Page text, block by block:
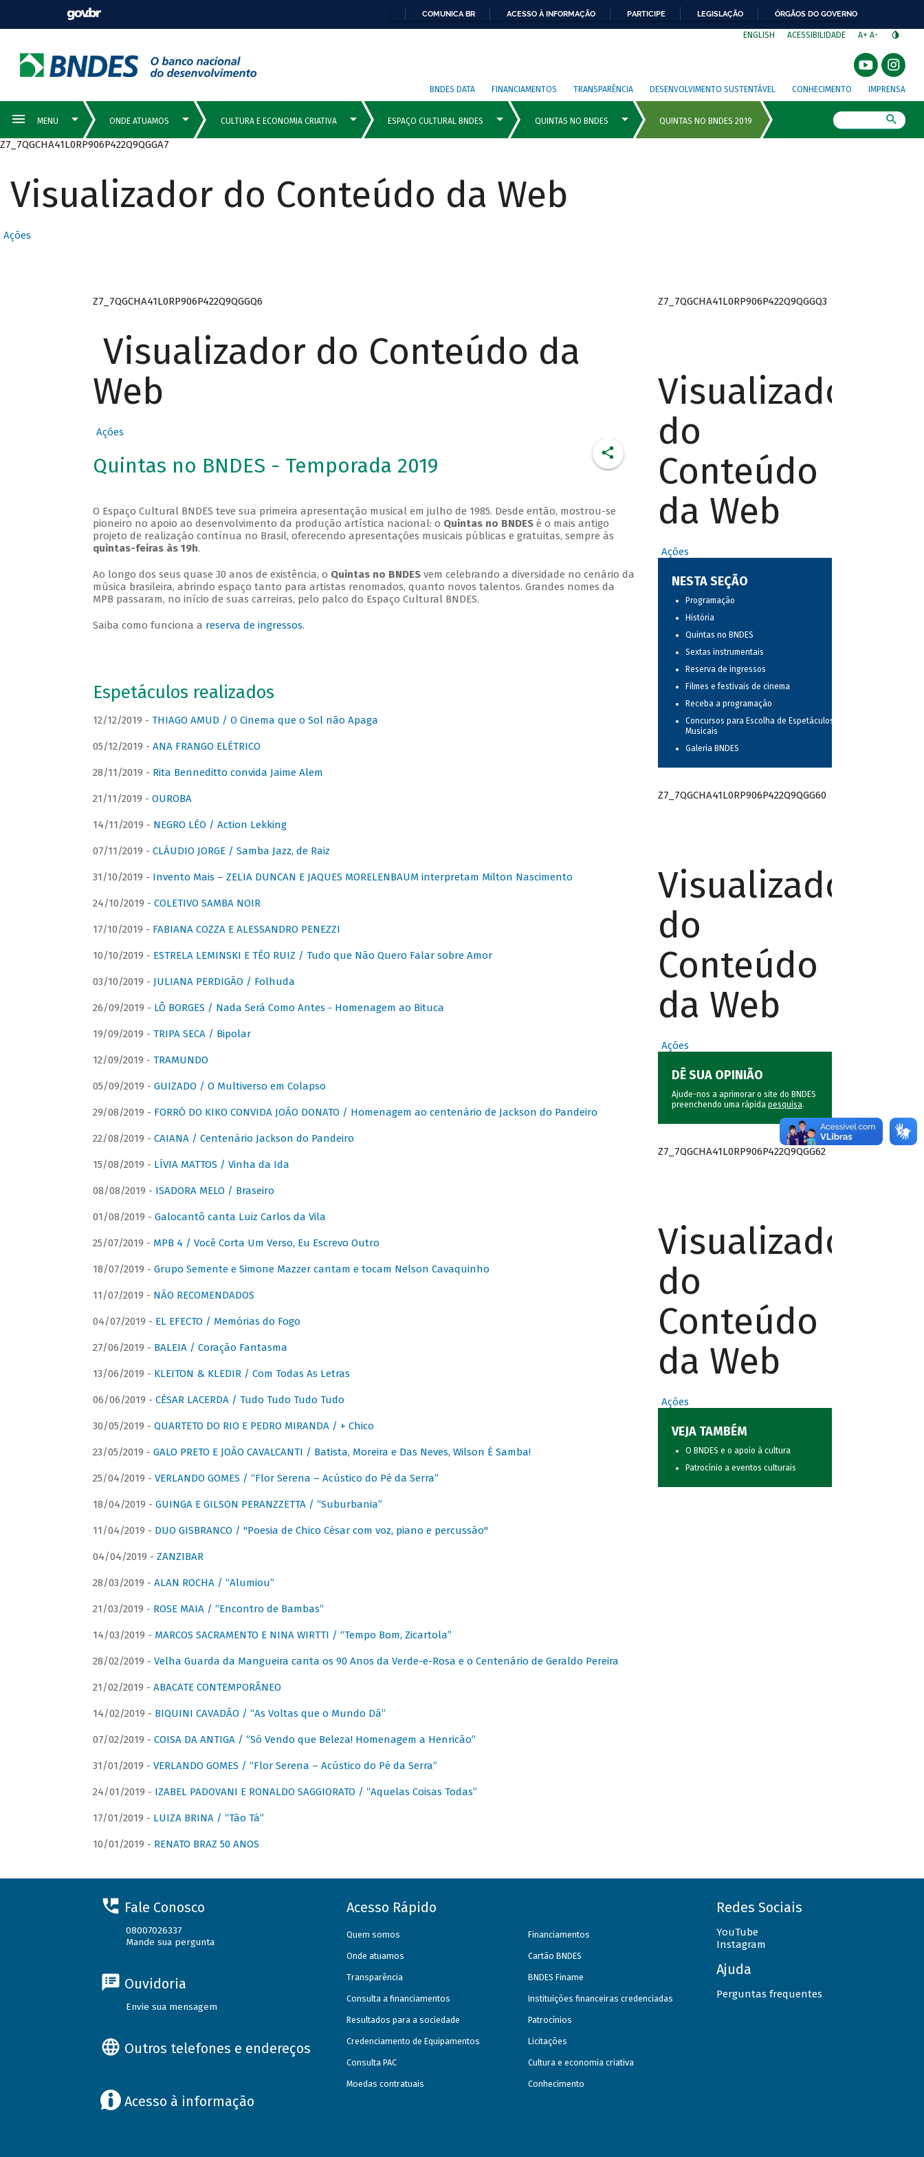
COMUNICA BR ACESSO À INFORMAÇÃO PARTICIPE LEGISLAÇÃO ÓRGÃOS DO GOVERNO
ENGLISH ACESSIBILIDADE A+ A-
BNDES DATA FINANCIAMENTOS TRANSPARÊNCIA DESENVOLVIMENTO SUSTENTÁVEL CONHECIMENTO IMPRENSA
Z7_7QGCHA41L0RP906P422Q9QGGA7
Visualizador do Conteúdo da Web
Ações
Z7_7QGCHA41L0RP906P422Q9QGGQ6
Visualizador do Conteúdo da
Web
Ações
Quintas no BNDES - Temporada 2019
O Espaço Cultural BNDES teve sua primeira apresentação musical em julho de 1985. Desde então, mostrou-se
pioneiro no apoio ao desenvolvimento da produção artística nacional: o Quintas no BNDESé o mais antigo
projeto de realização contínua no Brasil, oferecendo apresentações musicais públicas e gratuitas, sempre às
quintas-feiras às 19h.
Ao longo dos seus quase 30 anos de existência, o Quintas no BNDESvem celebrando a diversidade no cenário da
música brasileira, abrindo espaço tanto para artistas renomados, quanto novos talentos. Grandes nomes da
MPB passaram, no início de suas carreiras, pelo palco do Espaço Cultural BNDES.
Saiba como funciona a reserva de ingressos.
Espetáculos realizados
12/12/2019 - THIAGO AMUD / O Cinema que o Sol não Apaga
05/12/2019 - ANA FRANGO ELÉTRICO
28/11/2019 - Rita Benneditto convida Jaime Alem
21/11/2019 - OUROBA
14/11/2019 - NEGRO LÉO / Action Lekking
07/11/2019 - CLÁUDIO JORGE / Samba Jazz, de Raiz
31/10/2019 - Invento Mais – ZELIA DUNCAN E JAQUES MORELENBAUM interpretam Milton Nascimento
24/10/2019 - COLETIVO SAMBA NOIR
17/10/2019 - FABIANA COZZA E ALESSANDRO PENEZZI
10/10/2019 - ESTRELA LEMINSKI E TÉO RUIZ / Tudo que Não Quero Falar sobre Amor
03/10/2019 - JULIANA PERDIGÃO / Folhuda
26/09/2019 - LÔ BORGES / Nada Será Como Antes - Homenagem ao Bituca
19/09/2019 - TRIPA SECA / Bipolar
12/09/2019 - TRAMUNDO
05/09/2019 - GUIZADO / O Multiverso em Colapso
29/08/2019 - FORRÓ DO KIKO CONVIDA JOÃO DONATO / Homenagem ao centenário de Jackson do Pandeiro
22/08/2019 - CAIANA / Centenário Jackson do Pandeiro
15/08/2019 - LÍVIA MATTOS / Vinha da Ida
08/08/2019 - ISADORA MELO / Braseiro
01/08/2019 - Galocantô canta Luiz Carlos da Vila
25/07/2019 - MPB 4 / Você Corta Um Verso, Eu Escrevo Outro
18/07/2019 - Grupo Semente e Simone Mazzer cantam e tocam Nelson Cavaquinho
11/07/2019 - NÃO RECOMENDADOS
04/07/2019 - EL EFECTO / Memórias do Fogo
27/06/2019 - BALEIA / Coração Fantasma
13/06/2019 - KLEITON & KLEDIR / Com Todas As Letras
06/06/2019 - CÉSAR LACERDA / Tudo Tudo Tudo Tudo
30/05/2019 - QUARTETO DO RIO E PEDRO MIRANDA / + Chico
23/05/2019 - GALO PRETO E JOÃO CAVALCANTI / Batista, Moreira e Das Neves, Wilson É Samba!
25/04/2019 - VERLANDO GOMES / “Flor Serena – Acústico do Pé da Serra”
18/04/2019 - GUINGA E GILSON PERANZZETTA / “Suburbania”
11/04/2019 - DUO GISBRANCO / "Poesia de Chico César com voz, piano e percussão"
04/04/2019 - ZANZIBAR
28/03/2019 - ALAN ROCHA / “Alumiou”
21/03/2019 - ROSE MAIA / “Encontro de Bambas”
14/03/2019 - MARCOS SACRAMENTO E NINA WIRTTI / “Tempo Bom, Zicartola”
28/02/2019 - Velha Guarda da Mangueira canta os 90 Anos da Verde-e-Rosa e o Centenário de Geraldo Pereira
21/02/2019 - ABACATE CONTEMPORÂNEO
14/02/2019 - BIQUINI CAVADÃO / “As Voltas que o Mundo Dá”
07/02/2019 - COISA DA ANTIGA / “Só Vendo que Beleza! Homenagem a Henricão”
31/01/2019 - VERLANDO GOMES / “Flor Serena – Acústico do Pé da Serra”
24/01/2019 - IZABEL PADOVANI E RONALDO SAGGIORATO / “Aquelas Coisas Todas”
17/01/2019 - LUIZA BRINA / “Tão Tá”
10/01/2019 - RENATO BRAZ 50 ANOS
Z7_7QGCHA41L0RP906P422Q9QGGQ3
Visualizador
do
Conteúdo
da Web
Ações
NESTA SEÇÃO
Programação
História
Quintas no BNDES
Sextas instrumentais
Reserva de ingressos
Filmes e festivais de cinema
Receba a programação
Concursos para Escolha de Espetáculos
Musicais
Galeria BNDES
Z7_7QGCHA41L0RP906P422Q9QGG60
Visualizador
do
Conteúdo
da Web
Ações
DÊ SUA OPINIÃO
Ajude-nos a aprimorar o site do BNDES
preenchendo uma rápida pesquisa.
Z7_7QGCHA41L0RP906P422Q9QGG62
Visualizador
do
Conteúdo
da Web
Ações
VEJA TAMBÉM
O BNDES e o apoio à cultura
Patrocínio a eventos culturais
Fale Conosco
08007026337
Mande sua pergunta
Ouvidoria
Envie sua mensagem
Outros telefones e endereços
Acesso à informação
Acesso Rápido
Quem somos
Onde atuamos
Transparência
Consulta a financiamentos
Resultados para a sociedade
Credenciamento de Equipamentos
Consulta PAC
Moedas contratuais
Financiamentos
Cartão BNDES
BNDES Finame
Instituições financeiras credenciadas
Patrocínios
Licitações
Cultura e economia criativa
Conhecimento
Redes Sociais
YouTube
Instagram
Ajuda
Perguntas frequentes